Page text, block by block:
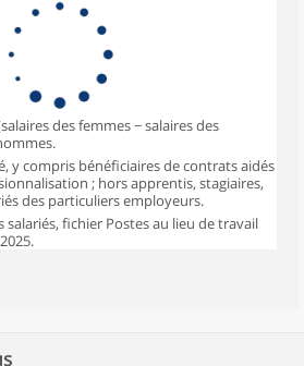
des femmes − salaires des
y compris bénéficiaires de contrats aidés
; hors apprentis, stagiaires,
des particuliers employeurs.
salariés, fichier Postes au lieu de travail